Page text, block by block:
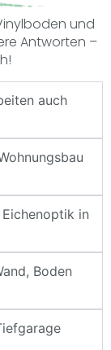
und
Antworten –
auch
in
Boden